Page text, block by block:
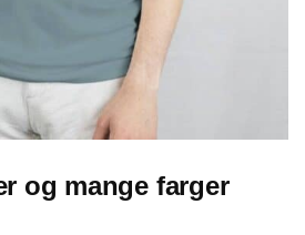
og mange farger